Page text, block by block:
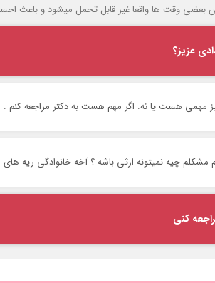
بعضی وقت ها واقعا غیر قابل تحمل میشود و باعث
عزیز؟
مهمی هست یا نه. اگر مهم هست به دکتر مراجعه
چیه نمیتونه ارثی باشه ؟ آخه خانوادگی ریه
کنی